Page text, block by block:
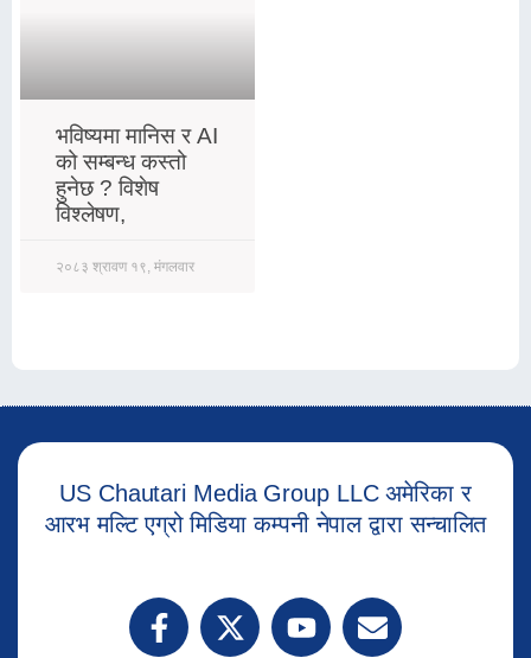
भविष्यमा मानिस र AI
को सम्बन्ध कस्तो
हुनेछ ? विशेष
विश्लेषण,
२०८३ श्रावण १९, मंगलवार
US Chautari Media Group LLC अमेरिका र
आरभ मल्टि एग्रो मिडिया कम्पनी नेपाल द्वारा सन्चालित